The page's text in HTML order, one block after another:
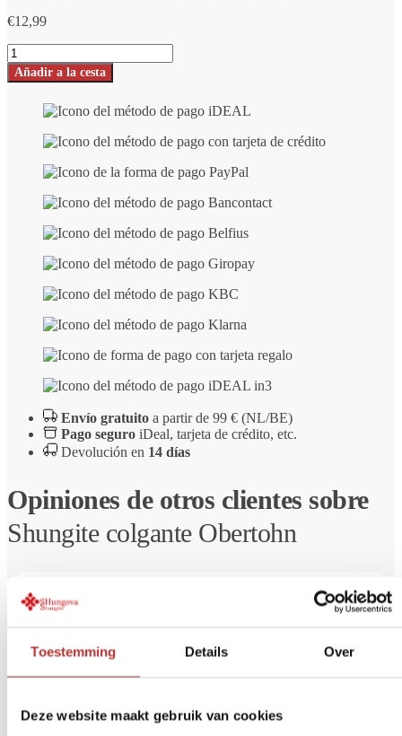
Toestemming Details Over
Deze website maakt gebruik van cookies
€12,99
Colgante
de
Shungite
Obertohn
Añadir a la cesta
Envío gratuito a partir de 99 € (NL/BE)
Pago seguro iDeal, tarjeta de crédito, etc.
Devolución en 14 días
Opiniones de otros clientes sobre
Shungite colgante Obertohn
de 5
Cees Keijzer
6 de julio de 2026